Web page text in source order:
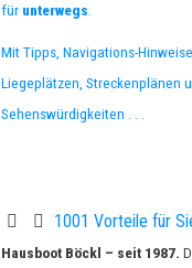
für unterwegs
Mit Tipps, Navigations-
Liegeplätzen, Streckenplänen
Sehenswürdigkeiten . . .
1001 Vorteile für
Hausboot Böckl – seit 1987.